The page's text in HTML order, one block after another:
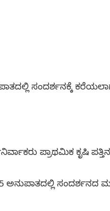
ಸಂದರ್ಶನಕ್ಕೆ
ಪ್ರಾಥಮಿಕ ಕೃಷಿ
ಅನುಪಾತದಲ್ಲಿ